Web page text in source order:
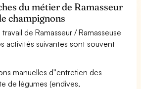
du métier de Ramasseur
champignons
de Ramasseur / Ramasseuse
activités suivantes sont souvent
manuelles d''entretien des
de légumes (endives,